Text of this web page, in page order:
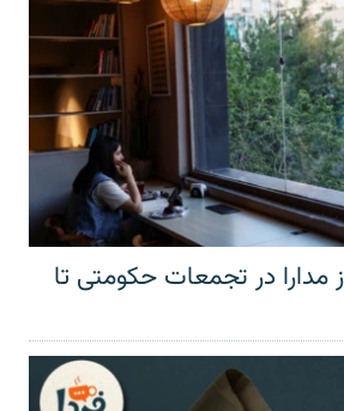
مدارا در تجمعات حکومتی تا